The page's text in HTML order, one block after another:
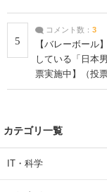
5
コメント数： 3
【バレーボール
している「日本
票実施中】（投
カテゴリ一覧
IT・科学